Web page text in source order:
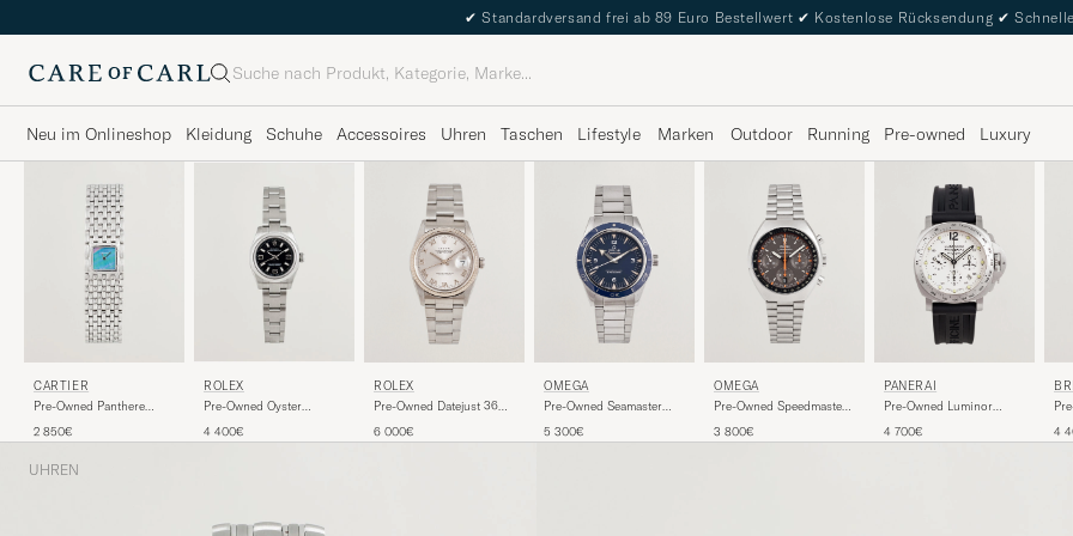
✔ Standardversand frei ab 89 Euro Bestellwert ✔ Kostenlose Rücksendung ✔
Suche
Neu im Onlineshop Kleidung Schuhe Accessoires Uhren Taschen Lifestyle Marken Outdoor Running Pre-owned Luxury
CARTIER
Pre-Owned Panthere
2 850€
ROLEX
Pre-Owned Oyster
4 400€
ROLEX
Pre-Owned Datejust 36
6 000€
OMEGA
Pre-Owned Seamaster
5 300€
OMEGA
Pre-Owned Speedmaster
3 800€
PANERAI
Pre-Owned Luminor
4 700€ 4
UHREN